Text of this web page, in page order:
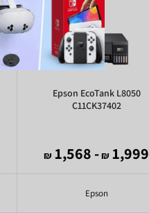
Epson EcoTank L8050
C11CK37402
1,999
₪
- 1,568
₪
Epson